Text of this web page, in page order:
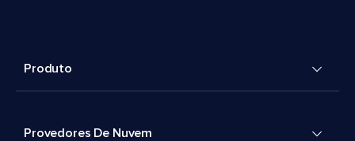
Produto
Provedores De Nuvem